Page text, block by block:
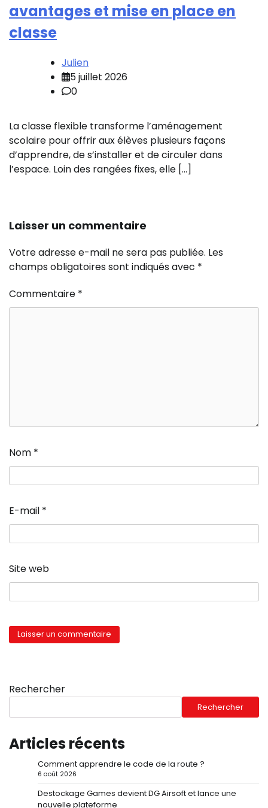
avantages et mise en place en
classe
Julien
5 juillet 2026
0
La classe flexible transforme l’aménagement
scolaire pour offrir aux élèves plusieurs façons
d’apprendre, de s’installer et de circuler dans
l’espace. Loin des rangées fixes, elle […]
Laisser un commentaire
Votre adresse e-mail ne sera pas publiée. Les
champs obligatoires sont indiqués avec *
Commentaire *
Nom *
E-mail *
Site web
Rechercher
Rechercher
Articles récents
Comment apprendre le code de la route ?
6 août 2026
Destockage Games devient DG Airsoft et lance une
nouvelle plateforme